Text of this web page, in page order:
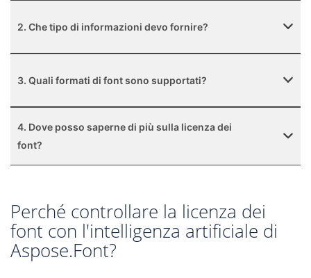
2. Che tipo di informazioni devo fornire?
3. Quali formati di font sono supportati?
4. Dove posso saperne di più sulla licenza dei
font?
Perché controllare la licenza dei
font con l'intelligenza artificiale di
Aspose.Font?